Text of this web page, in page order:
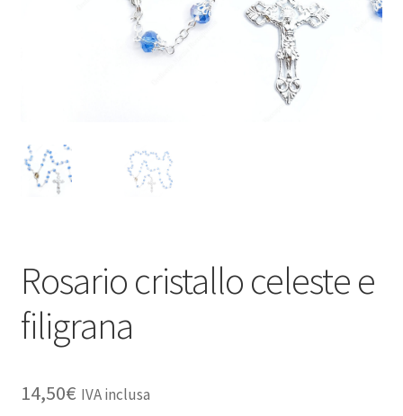
Rosario cristallo celeste e
filigrana
14,50€ IVA inclusa